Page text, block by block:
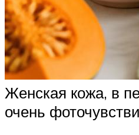
Женская кожа, в
очень